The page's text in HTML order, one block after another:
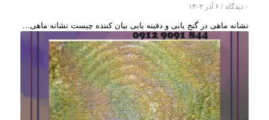
۰ دیدگاه / ۶ آذر ۱۴۰۲
نشانه ماهی در گنج یابی و دفینه یابی بیان کننده چیست نشانه ماهی…